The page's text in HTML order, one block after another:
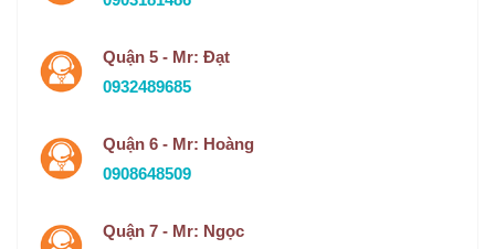
Quận 5 - Mr: Đạt
0932489685
Quận 6 - Mr: Hoàng
0908648509
Quận 7 - Mr: Ngọc